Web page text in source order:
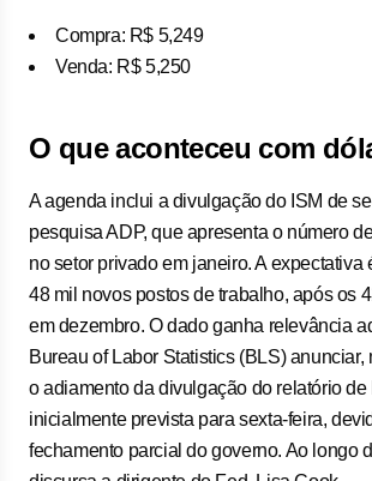
Compra: R$ 5,249
Venda: R$ 5,250
O que aconteceu com
A agenda inclui a divulgação do ISM de
pesquisa ADP, que apresenta o número
no setor privado em janeiro. A expectativa
48 mil novos postos de trabalho, após os
em dezembro. O dado ganha relevância
Bureau of Labor Statistics (BLS) anunciar,
o adiamento da divulgação do relatório de
inicialmente prevista para sexta-feira,
fechamento parcial do governo. Ao longo